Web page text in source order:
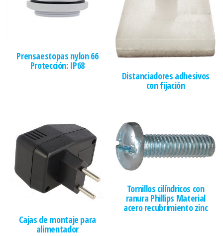
Prensaestopas nylon 66
Protección: IP68
Distanciadores adhesivos
con fijación
Cajas de montaje para
alimentador
Tornillos cilíndricos con
ranura Phillips Material
acero recubrimiento zinc